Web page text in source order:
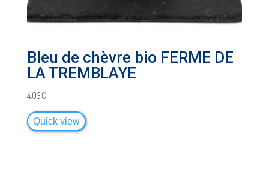
Bleu de chèvre bio FERME DE
LA TREMBLAYE
4,03€
Quick view